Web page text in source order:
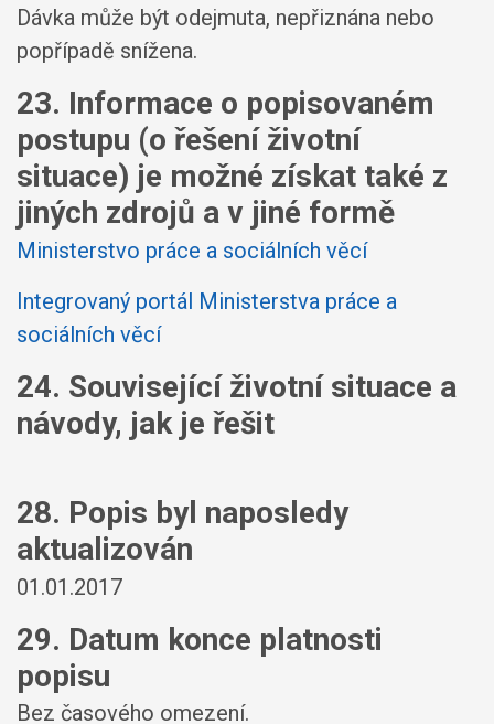
Dávka může být odejmuta, nepřiznána nebo
popřípadě snížena.
23. Informace o popisovaném
postupu (o řešení životní
situace) je možné získat také z
jiných zdrojů a v jiné formě
Ministerstvo práce a sociálních věcí
Integrovaný portál Ministerstva práce a
sociálních věcí
24. Související životní situace a
návody, jak je řešit
28. Popis byl naposledy
aktualizován
01.01.2017
29. Datum konce platnosti
popisu
Bez časového omezení.